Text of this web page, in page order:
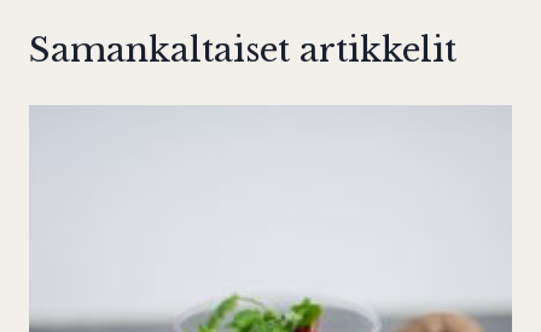
Samankaltaiset artikkelit